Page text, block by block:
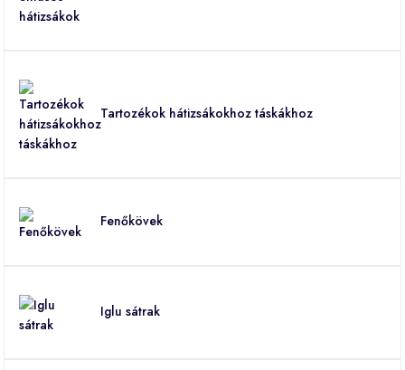
Tartozékok hátizsákokhoz táskákhoz
Fenőkövek
Iglu sátrak